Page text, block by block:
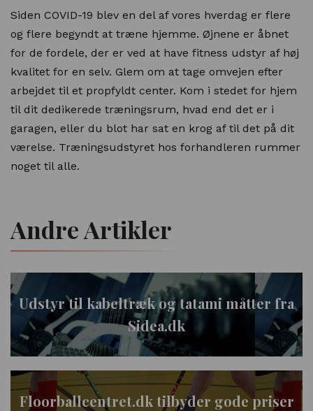
Siden COVID-19 blev en del af vores hverdag er flere
og flere begyndt at træne hjemme. Øjnene er åbnet
for de fordele, der er ved at have fitness udstyr af høj
kvalitet for en selv. Glem om at tage omvejen efter
arbejdet til et propfyldt center. Kom i stedet for hjem
til dit dedikerede træningsrum, hvad end det er i
garagen, eller du blot har sat en krog af til det på dit
værelse. Træningsudstyret hos forhandleren rummer
noget til alle.
Andre Artikler
Udstyr til kabeltræk og tatami måtter fra
Sidea.dk
Floorballcentret.dk tilbyder gode priser